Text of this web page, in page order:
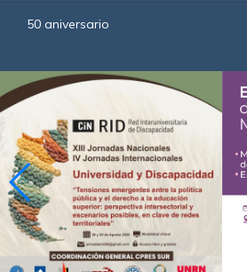
50 aniversario